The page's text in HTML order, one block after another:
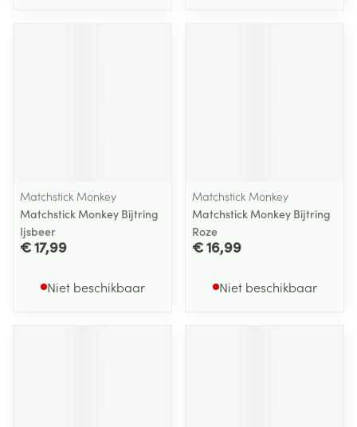
Matchstick Monkey
Matchstick Monkey Bijtring
Ijsbeer
€ 17,99
Niet beschikbaar
Matchstick Monkey
Matchstick Monkey Bijtring
Roze
€ 16,99
Niet beschikbaar